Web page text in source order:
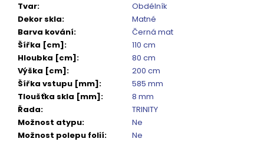
Tvar:
Obdélník
Dekor skla:
Matné
Barva kování:
Černá mat
Šířka [cm]:
110 cm
Hloubka [cm]:
80 cm
Výška [cm]:
200 cm
Šířka vstupu [mm]:
585 mm
Tloušťka skla [mm]:
8 mm
Řada:
TRINITY
Možnost atypu:
Ne
Možnost polepu folií:
Ne